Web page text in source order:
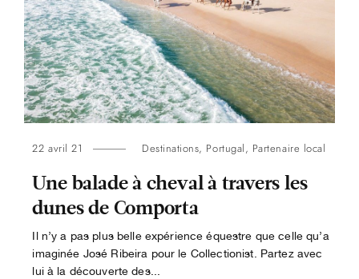
22 avril 21 Destinations, Portugal, Partenaire local
Une balade à cheval à travers les
dunes de Comporta
Il n’y a pas plus belle expérience équestre que celle qu’a
imaginée José Ribeira pour le Collectionist. Partez avec
lui à la découverte des...